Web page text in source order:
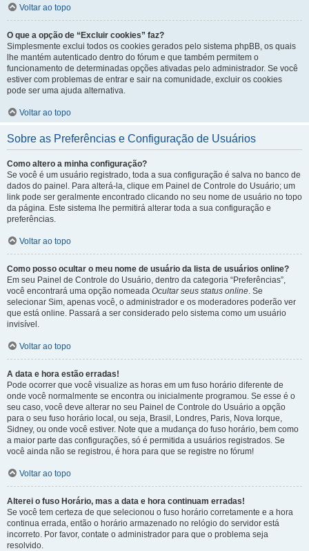
Voltar ao topo
O que a opção de “Excluir cookies” faz?
Simplesmente exclui todos os cookies gerados pelo sistema phpBB, os quais
lhe mantém autenticado dentro do fórum e que também permitem o
funcionamento de determinadas opções ativadas pelo administrador. Se você
estiver com problemas de entrar e sair na comunidade, excluir os cookies
pode ser uma ajuda alternativa.
Voltar ao topo
Sobre as Preferências e Configuração de Usuários
Como altero a minha configuração?
Se você é um usuário registrado, toda a sua configuração é salva no banco de
dados do painel. Para alterá-la, clique em Painel de Controle do Usuário; um
link pode ser geralmente encontrado clicando no seu nome de usuário no topo
da página. Este sistema lhe permitirá alterar toda a sua configuração e
preferências.
Voltar ao topo
Como posso ocultar o meu nome de usuário da lista de usuários online?
Em seu Painel de Controle do Usuário, dentro da categoria “Preferências”,
você encontrará uma opção nomeada Ocultar seus status online. Se
selecionar Sim, apenas você, o administrador e os moderadores poderão ver
que está online. Passará a ser considerado pelo sistema como um usuário
invisível.
Voltar ao topo
A data e hora estão erradas!
Pode ocorrer que você visualize as horas em um fuso horário diferente de
onde você normalmente se encontra ou inicialmente programou. Se esse é o
seu caso, você deve alterar no seu Painel de Controle do Usuário a opção
para o seu fuso horário local, ou seja, Brasil, Londres, Paris, Nova Iorque,
Sidney, ou onde você estiver. Note que a mudança do fuso horário, bem como
a maior parte das configurações, só é permitida a usuários registrados. Se
você ainda não se registrou, é hora para que se registre no fórum!
Voltar ao topo
Alterei o fuso Horário, mas a data e hora continuam erradas!
Se você tem certeza de que selecionou o fuso horário corretamente e a hora
continua errada, então o horário armazenado no relógio do servidor está
incorreto. Por favor, contate o administrador para que o problema seja
resolvido.